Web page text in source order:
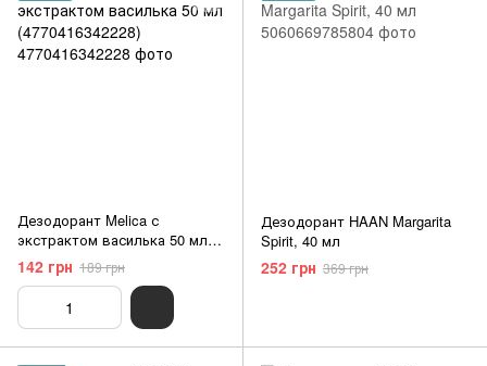
Дезодорант Melica с
экстрактом василька 50 мл
(4770416342228)
142 грн 189 грн
Дезодорант HAAN Margarita
Spirit, 40 мл
252 грн 369 грн